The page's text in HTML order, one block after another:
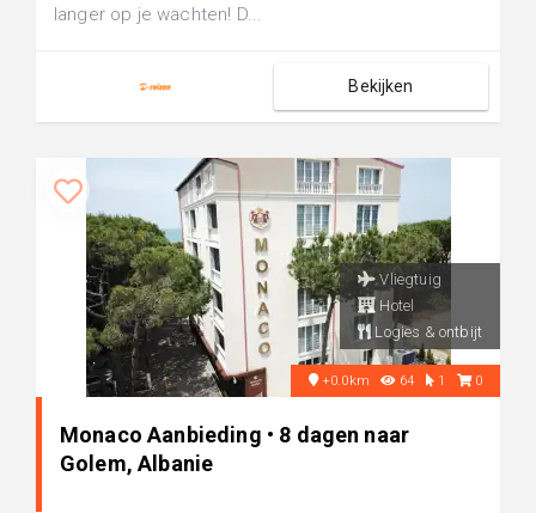
langer op je wachten! D...
Bekijken
Vliegtuig
Hotel
Logies & ontbijt
+0.0km 64 1 0
Monaco Aanbieding • 8 dagen naar
Golem, Albanie